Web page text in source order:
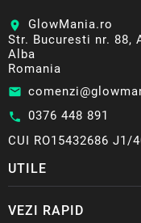
location_on
GlowMania.ro
Str. Bucuresti nr. 88,
Alba
Romania
email
call 0376 448 891
CUI RO15432686 J1/
UTILE
VEZI RAPID